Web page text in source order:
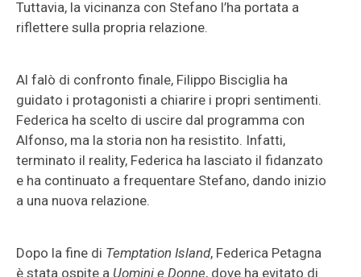
Tuttavia, la vicinanza con Stefano l’ha portata a
riflettere sulla propria relazione.
Al falò di confronto finale, Filippo Bisciglia ha
guidato i protagonisti a chiarire i propri sentimenti.
Federica ha scelto di uscire dal programma con
Alfonso, ma la storia non ha resistito. Infatti,
terminato il reality, Federica ha lasciato il fidanzato
e ha continuato a frequentare Stefano, dando inizio
a una nuova relazione.
Dopo la fine di Temptation Island, Federica Petagna
è stata ospite a Uomini e Donne, dove ha evitato di